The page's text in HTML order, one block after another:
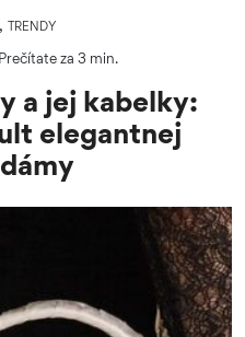
TRENDY
Prečítate za 3 min.
a jej kabelky:
elegantnej